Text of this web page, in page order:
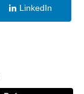
LinkedIn